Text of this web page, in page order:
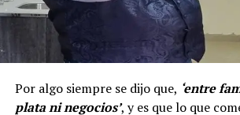
Por algo siempre se dijo que, ‘entre
plata ni negocios’, y es que lo que